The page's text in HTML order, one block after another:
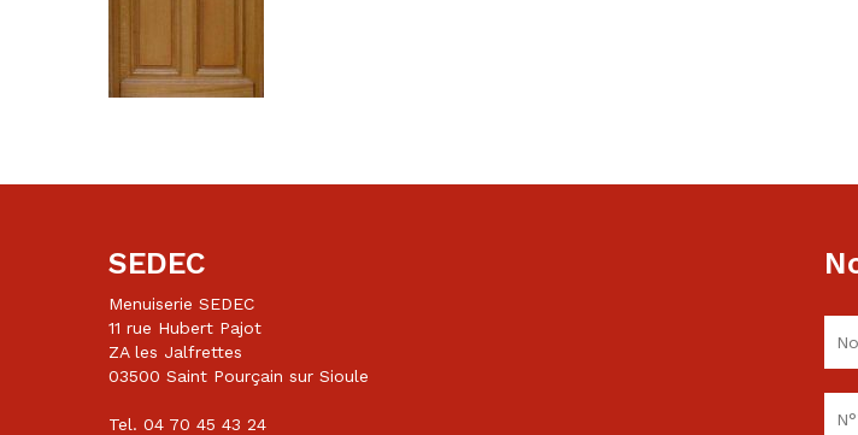
SEDEC
Menuiserie SEDEC
11 rue Hubert Pajot
ZA les Jalfrettes
03500 Saint Pourçain sur Sioule
Tel. 04 70 45 43 24